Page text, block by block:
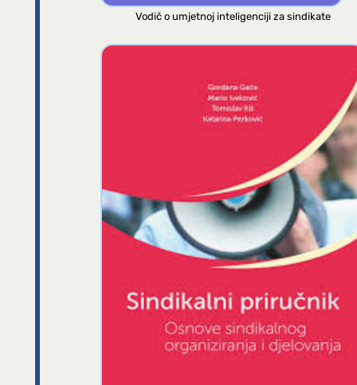
Vodič o umjetnoj inteligenciji za sindikate